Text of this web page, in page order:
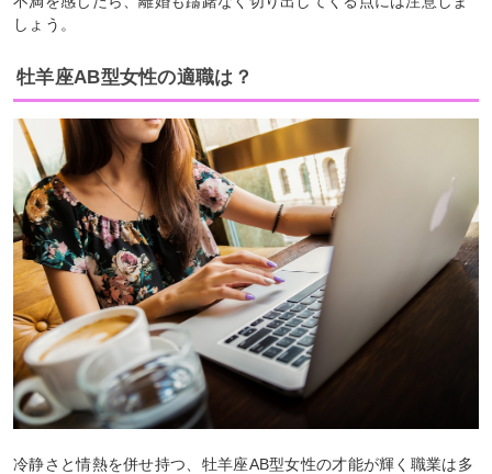
しょう。
牡羊座AB型女性の適職は？
冷静さと情熱を併せ持つ、牡羊座AB型女性の才能が輝く職業は多